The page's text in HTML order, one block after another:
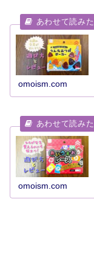
omoism.com
omoism.com